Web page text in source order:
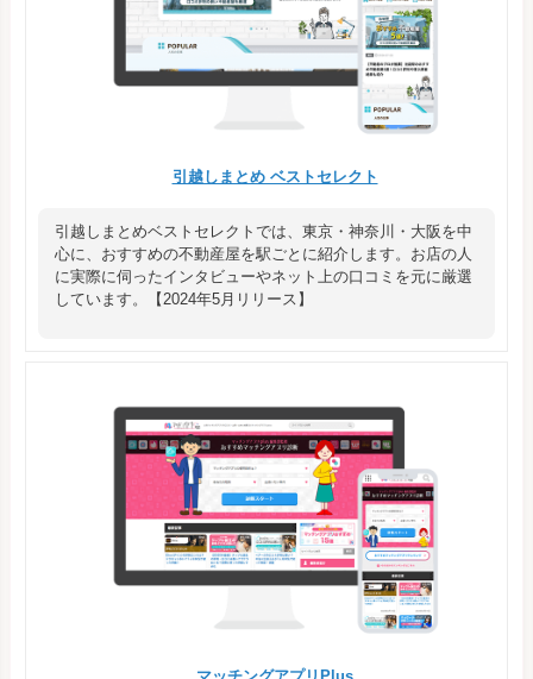
引越しまとめ ベストセレクト
引越しまとめベストセレクトでは、東京・神奈川・大阪を中
心に、おすすめの不動産屋を駅ごとに紹介します。お店の人
に実際に伺ったインタビューやネット上の口コミを元に厳選
しています。【2024年5月リリース】